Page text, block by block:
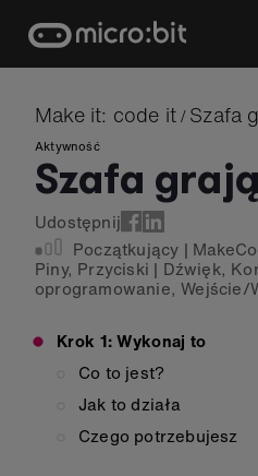
content
Make it: code it / Szafa
Aktywność
Szafa
Udostępnij
Początkujący |
Piny, Przyciski | Dźwięk,
oprogramowanie,Wejście/
Krok 1: Wykonaj to
Co to jest?
Jak to działa
Czego potrzebujesz